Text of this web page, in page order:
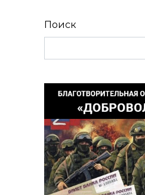
Поиск